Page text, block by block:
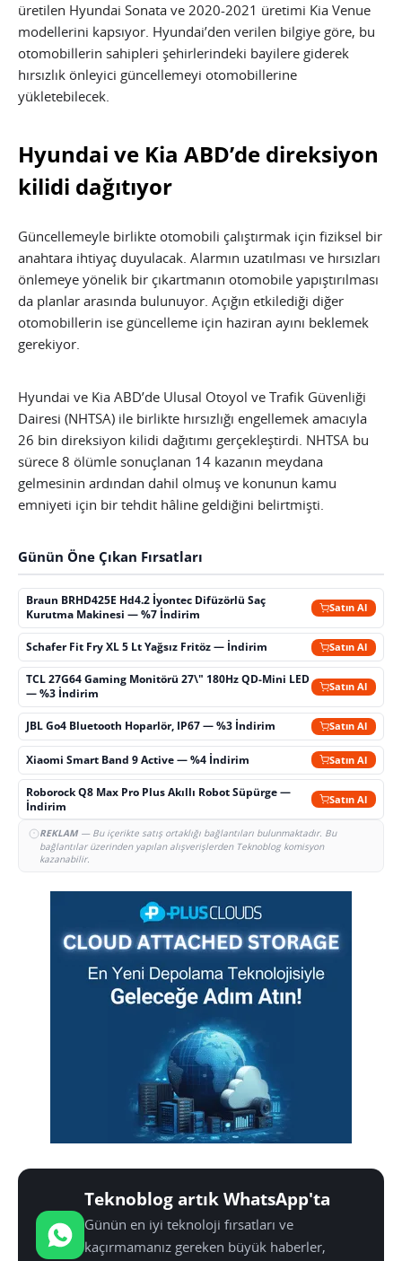
üretilen Hyundai Sonata ve 2020-2021 üretimi Kia Venue
modellerini kapsıyor. Hyundai’den verilen bilgiye göre, bu
otomobillerin sahipleri şehirlerindeki bayilere giderek
hırsızlık önleyici güncellemeyi otomobillerine
yükletebilecek.
Hyundai ve Kia ABD’de direksiyon
kilidi dağıtıyor
Güncellemeyle birlikte otomobili çalıştırmak için fiziksel bir
anahtara ihtiyaç duyulacak. Alarmın uzatılması ve hırsızları
önlemeye yönelik bir çıkartmanın otomobile yapıştırılması
da planlar arasında bulunuyor. Açığın etkilediği diğer
otomobillerin ise güncelleme için haziran ayını beklemek
gerekiyor.
Hyundai ve Kia ABD’de Ulusal Otoyol ve Trafik Güvenliği
Dairesi (NHTSA) ile birlikte hırsızlığı engellemek amacıyla
26 bin direksiyon kilidi dağıtımı gerçekleştirdi. NHTSA bu
sürece 8 ölümle sonuçlanan 14 kazanın meydana
gelmesinin ardından dahil olmuş ve konunun kamu
emniyeti için bir tehdit hâline geldiğini belirtmişti.
Günün Öne Çıkan Fırsatları
Braun BRHD425E Hd4.2 İyontec Difüzörlü Saç
Kurutma Makinesi — %7 İndirim
Satın Al
Schafer Fit Fry XL 5 Lt Yağsız Fritöz — İndirim Satın Al
TCL 27G64 Gaming Monitörü 27\" 180Hz QD-Mini LED
— %3 İndirim
Satın Al
JBL Go4 Bluetooth Hoparlör, IP67 — %3 İndirim Satın Al
Xiaomi Smart Band 9 Active — %4 İndirim Satın Al
Roborock Q8 Max Pro Plus Akıllı Robot Süpürge —
İndirim
Satın Al
REKLAM— Bu içerikte satış ortaklığı bağlantıları bulunmaktadır. Bu
bağlantılar üzerinden yapılan alışverişlerden Teknoblog komisyon
kazanabilir.
Teknoblog artık WhatsApp'ta
Günün en iyi teknoloji fırsatları ve
kaçırmamanız gereken büyük haberler,